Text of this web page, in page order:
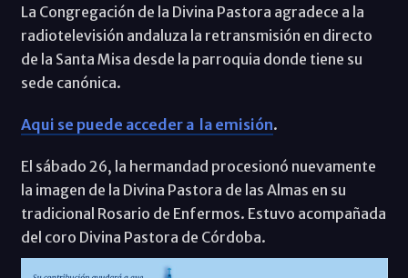
La Congregación de la Divina Pastora agradece a la
radiotelevisión andaluza la retransmisión en directo
de la Santa Misa desde la parroquia donde tiene su
sede canónica.
Aqui se puede acceder a la emisión.
El sábado 26, la hermandad procesionó nuevamente
la imagen de la Divina Pastora de las Almas en su
tradicional Rosario de Enfermos. Estuvo acompañada
del coro Divina Pastora de Córdoba.